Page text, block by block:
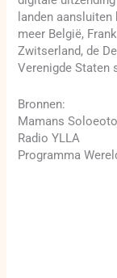
landen
meer België,
Zwitserland, de
Verenigde Staten
Bronnen:
Mamans
Radio YLLA
Programma